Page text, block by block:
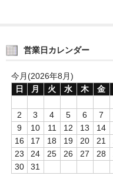
営業日カレンダー
今月(2026年8月)
日
月 火 水 木 金
2
3 4 5 6 7
9
10 11 12 13 14
16
17 18 19 20 21
23
24 25 26 27 28
30
31